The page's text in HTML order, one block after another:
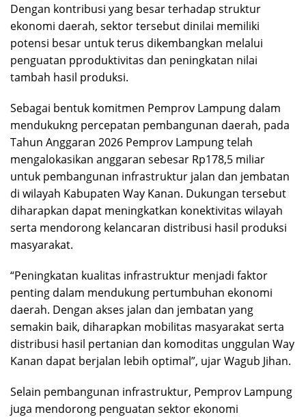
Dengan kontribusi yang besar terhadap struktur
ekonomi daerah, sektor tersebut dinilai memiliki
potensi besar untuk terus dikembangkan melalui
penguatan pproduktivitas dan peningkatan nilai
tambah hasil produksi.
Sebagai bentuk komitmen Pemprov Lampung dalam
mendukukng percepatan pembangunan daerah, pada
Tahun Anggaran 2026 Pemprov Lampung telah
mengalokasikan anggaran sebesar Rp178,5 miliar
untuk pembangunan infrastruktur jalan dan jembatan
di wilayah Kabupaten Way Kanan. Dukungan tersebut
diharapkan dapat meningkatkan konektivitas wilayah
serta mendorong kelancaran distribusi hasil produksi
masyarakat.
“Peningkatan kualitas infrastruktur menjadi faktor
penting dalam mendukung pertumbuhan ekonomi
daerah. Dengan akses jalan dan jembatan yang
semakin baik, diharapkan mobilitas masyarakat serta
distribusi hasil pertanian dan komoditas unggulan Way
Kanan dapat berjalan lebih optimal”, ujar Wagub Jihan.
Selain pembangunan infrastruktur, Pemprov Lampung
juga mendorong penguatan sektor ekonomi